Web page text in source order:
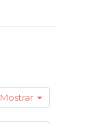
Mostrar